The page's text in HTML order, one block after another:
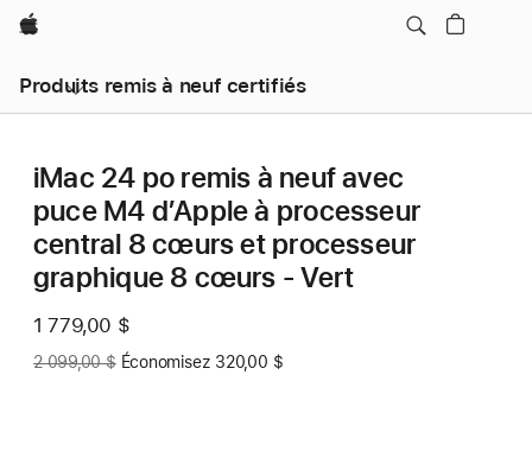
Apple
Produits remis à neuf certifiés
iMac 24 po remis à neuf avec
puce M4 d’Apple à processeur
central 8 cœurs et processeur
graphique 8 cœurs - Vert
Nouveau
prix
1 779,00 $
Auparavant
2 099,00 $ Économisez 320,00 $